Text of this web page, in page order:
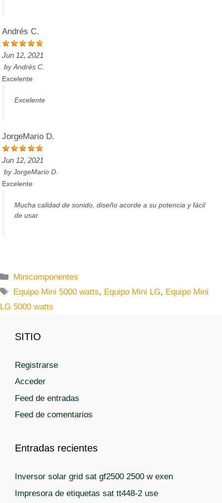
Andrés C.
Jun 12, 2021
byAndrés C.
Excelente
Excelente
JorgeMario D.
Jun 12, 2021
byJorgeMario D.
Excelente
Mucha calidad de sonido, diseño acorde a su potencia y fácil
de usar
C
a
e
o
í
s
Minicomponentes
E
t
u
t
a
Equipo Mini 5000 watts, Equipo Mini LG, Equipo Mini
LG 5000 watts
SITIO
Registrarse
Acceder
Feed de entradas
Feed de comentarios
Entradas recientes
Inversor solar grid sat gf2500 2500 w exen
Impresora de etiquetas sat tt448-2 use